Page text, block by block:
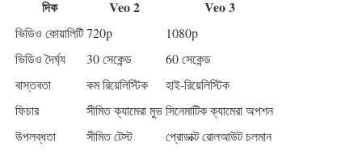
দিক Veo 2 Veo 3
ভিডিও কোয়ালিটি720p
1080p
ভিডিও দৈর্ঘ্য
30 সেকেন্ড
60 সেকেন্ড
বাস্তবতা
কম রিয়েলিস্টিক
হাই-রিয়েলিস্টিক
ফিচার
সীমিত ক্যামেরা মুভসিনেমাটিক ক্যামেরা অপশন
উপলব্ধতা
সীমিত টেস্ট প্রোডাক্ট রোলআউট চলমান